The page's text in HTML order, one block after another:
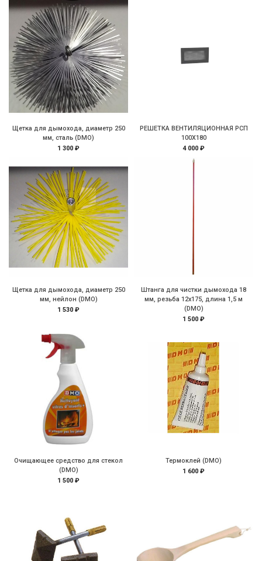
Щетка для дымохода, диаметр 250
мм, сталь (DMO)
1 300 ₽
РЕШЕТКА ВЕНТИЛЯЦИОННАЯ РСП
100Х180
4 000 ₽
Щетка для дымохода, диаметр 250
мм, нейлон (DMO)
1 530 ₽
Штанга для чистки дымохода 18
мм, резьба 12х175, длина 1,5 м
(DMO)
1 500 ₽
Очищающее средство для стекол
(DMO)
1 500 ₽
Термоклей (DMO)
1 600 ₽